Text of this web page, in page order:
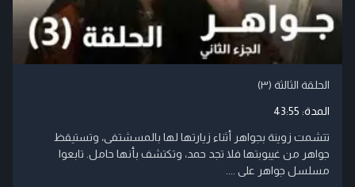
الحلقة الثالثة (۳)
المدة: 43:55
تتشمت زوينة بجواهر أثناء زيارتها لها بالمسشتفى، وتستيقظ
جواهر من غيبوبتها فلا تجد حمد، وتكتشف بأنها حامل. تابعوا
مسلسل جواهر على ....